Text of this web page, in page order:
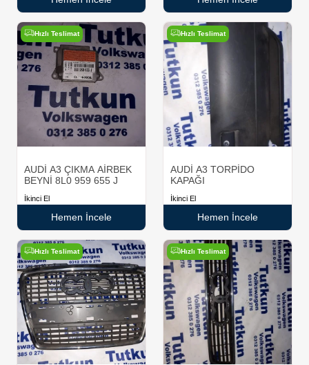
Hızlı Teslimat
AUDİ A3 ÇIKMA AİRBEK
BEYNİ 8L0 959 655 J
İkinci El
Hemen İncele
Hızlı Teslimat
AUDİ A3 TORPİDO
KAPAĞI
İkinci El
Hemen İncele
Hızlı Teslimat Hızlı Teslimat